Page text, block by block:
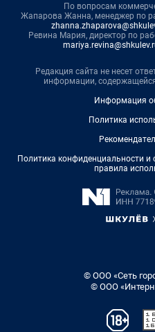
По вопросам
Жапарова Жанна, менеджер по
Ревина Мария, директор по
Редакция сайта не несет
информации,
Информация
Политика
Политика конфиденциальности
правила
© ООО «Сеть
© ООО